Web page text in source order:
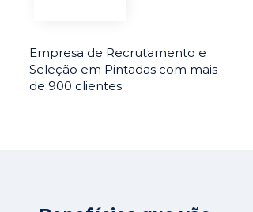
Empresa de Recrutamento e
Seleção em Pintadas com mais
de 900 clientes.